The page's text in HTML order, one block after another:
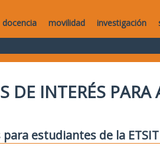
docencia movilidad investigación
DE INTERÉS
estudiantes de la ETSIT